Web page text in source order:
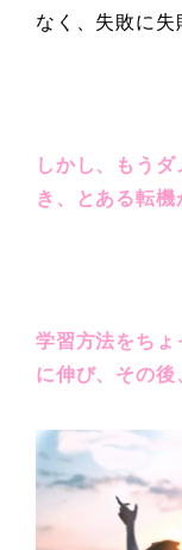
なく、失敗に失
しかし、もう
き、とある転機
学習方法をちょ
に伸び、その後